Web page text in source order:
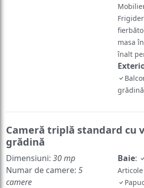
Frigider
masa
înalt
grădină
Cameră triplă standard cu
grădină
Dimensiuni: 30 mp
Numar de camere: 5
camere
Baie: